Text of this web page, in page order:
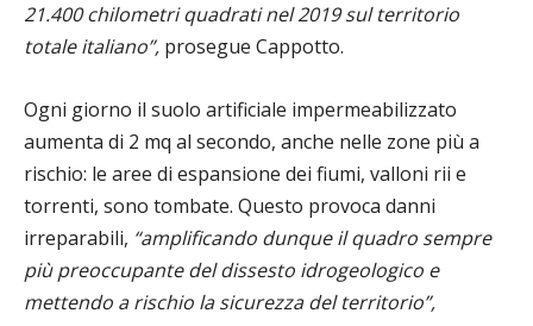
21.400 chilometri quadrati nel 2019 sul territorio
totale italiano”, prosegue Cappotto.
Ogni giorno il suolo artificiale impermeabilizzato
aumenta di 2 mq al secondo, anche nelle zone più a
rischio: le aree di espansione dei fiumi, valloni rii e
torrenti, sono tombate. Questo provoca danni
irreparabili, “amplificando dunque il quadro sempre
più preoccupante del dissesto idrogeologico e
mettendo a rischio la sicurezza del territorio”,